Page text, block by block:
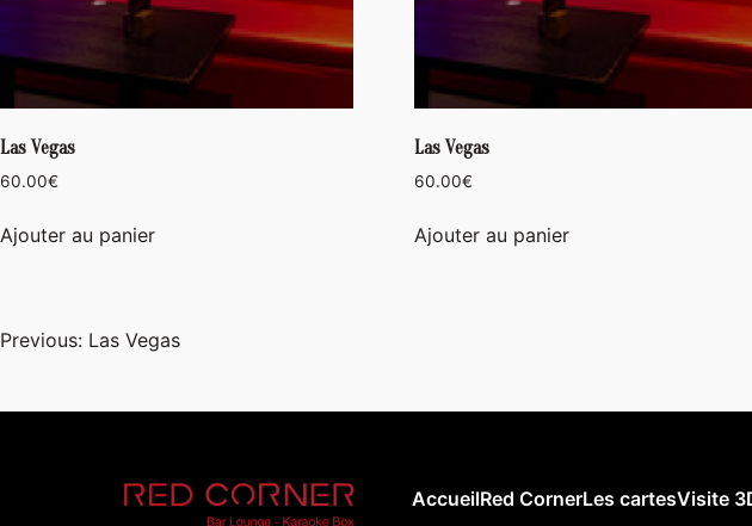
Las Vegas
60.00€
Ajouter au panier
Las Vegas
60.00€
Ajouter au panier
Navigation
Previous: Las Vegas
AccueilRed CornerLes cartesVisite